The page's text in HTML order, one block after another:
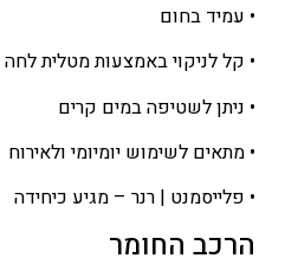
• עמיד בחום
• קל לניקוי באמצעות מטלית לחה
• ניתן לשטיפה במים קרים
• מתאים לשימוש יומיומי ולאירוח
• פלייסמנט | רנר – מגיע כיחידה
הרכב החומר